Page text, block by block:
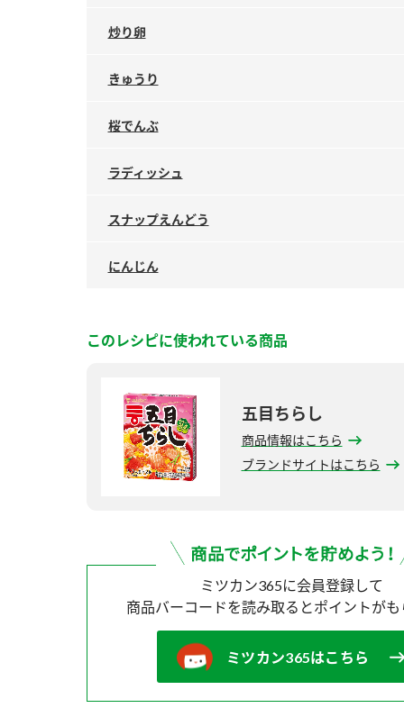
炒り卵
きゅうり
桜でんぶ
ラディッシュ
スナップえんどう
にんじん
このレシピに使われている商品
五目ちらし
商品情報はこちら
ブランドサイトはこちら
ミツカン365に会員登録して
商品バーコードを読み取ると ポイントが
ミツカン365はこちら